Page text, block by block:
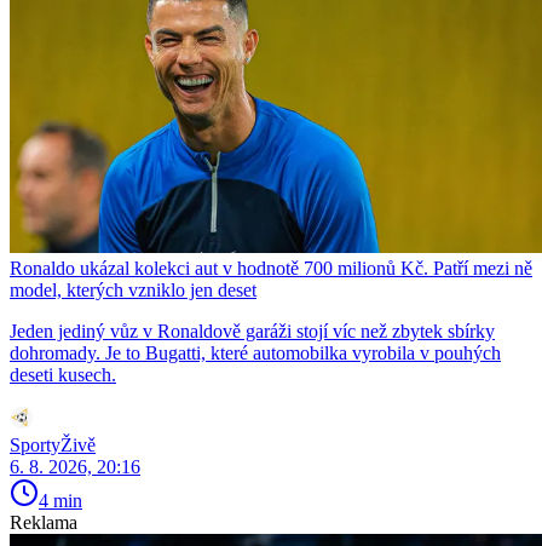
Ronaldo ukázal kolekci aut v hodnotě 700 milionů Kč. Patří mezi ně
model, kterých vzniklo jen deset
Jeden jediný vůz v Ronaldově garáži stojí víc než zbytek sbírky
dohromady. Je to Bugatti, které automobilka vyrobila v pouhých
deseti kusech.
SportyŽivě
6. 8. 2026, 20:16
4 min
Reklama